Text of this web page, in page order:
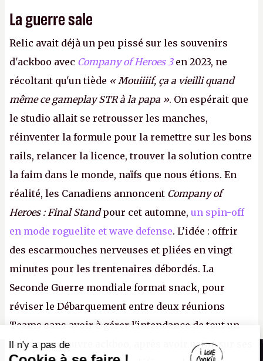
La guerre sale
Relic avait déjà un peu pissé sur les souvenirs
d'ackboo avec Company of Heroes 3en 2023, ne
récoltant qu'un tiède « Mouiiiif, ça a vieilli quand
même ce gameplay STR à la papa ». On espérait que
le studio allait se retrousser les manches,
réinventer la formule pour la remettre sur les bons
rails, relancer la licence, trouver la solution contre
la faim dans le monde, naïfs que nous étions. En
réalité, les Canadiens annoncent Company of
Heroes : Final Standpour cet automne, un spin-off
en mode roguelite et wave defense. L’idée : offrir
des escarmouches nerveuses et pliées en vingt
minutes pour les trentenaires débordés. La
Seconde Guerre mondiale format snack, pour
réviser le Débarquement entre deux réunions
Teams sans avoir à gérer l'intendance de tout un
continent. Pauvre ackboo, après avoir uriné sur ses
Canard PC
Il n'y a pas de